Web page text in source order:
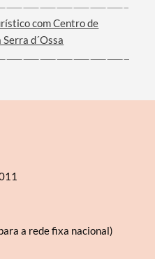
com Centro de
d´Ossa
a rede fixa nacional)